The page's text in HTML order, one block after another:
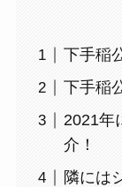
下手稲
下手稲
2021年
介！
隣には